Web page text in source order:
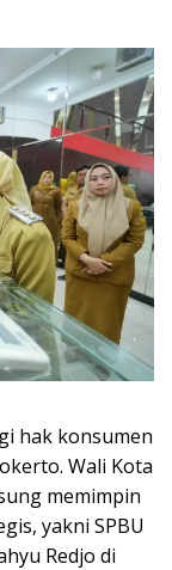
hak konsumen
Wali Kota
memimpin
yakni SPBU
Redjo di